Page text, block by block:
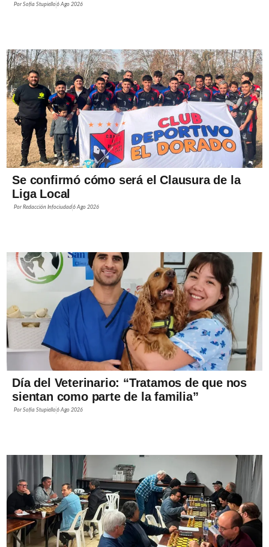
PorSofía Stupiello6 Ago 2026
Se confirmó cómo será el Clausura de la
Liga Local
PorRedacción Infociudad6 Ago 2026
Día del Veterinario: “Tratamos de que nos
sientan como parte de la familia”
PorSofía Stupiello6 Ago 2026